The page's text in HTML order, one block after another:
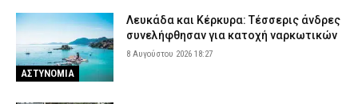
ΑΣΤΥΝΟΜΙΑ
Λευκάδα και Κέρκυρα: Τέσσερις άνδρες
συνελήφθησαν για κατοχή ναρκωτικών
8 Αυγούστου 2026 18:27